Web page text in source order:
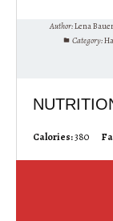
Author:Lena Bauer
Category:
Calories:380